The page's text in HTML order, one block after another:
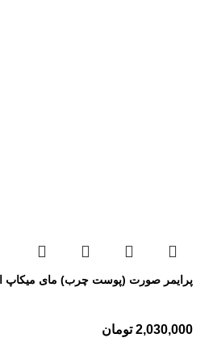
پرایمر صورت (پوست چرب) مای میکاپ
2,030,000 تومان